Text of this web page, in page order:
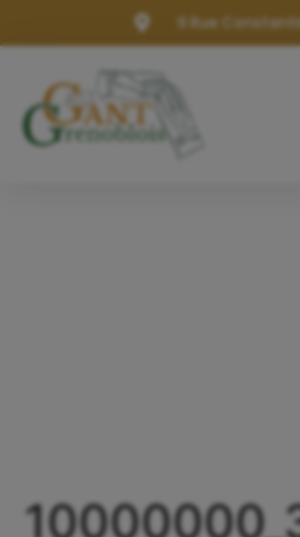
9 Rue